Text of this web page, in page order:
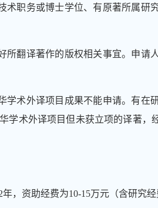
术职务或博士学位、有原著所属研
所翻译著作的版权相关事宜。申请
学术外译项目成果不能申请。有在
学术外译项目但未获立项的译著，
年， 资助经费为10-15万元（含研究经